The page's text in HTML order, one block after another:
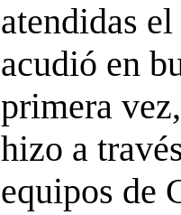
atendidas
acudió en
primera
hizo a
equipos de